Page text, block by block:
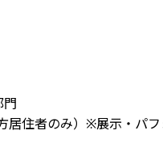
門
居住者のみ）※展示・パ